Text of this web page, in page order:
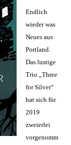
Endlich
wieder was
Neues aus
Portland.
Das lustige
Trio „Three
for Silver“
hat sich für
2019
zweierlei
vorgenomm